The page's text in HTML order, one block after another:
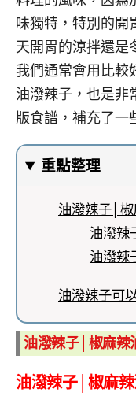
味獨特，特別的開
天開胃的涼拌還是
我們通常會用比較
油潑辣子，也是非
版食譜，補充了一
重點整理
油潑辣子│
油潑辣
油潑辣
油潑辣子可
油潑辣子│椒麻辣
油潑辣子│椒麻